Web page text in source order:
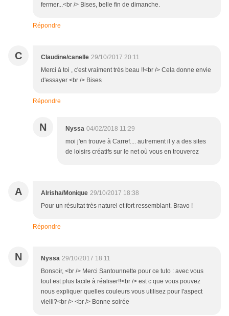
fermer...<br /> Bises, belle fin de dimanche.
Répondre
C Claudine/canelle 29/10/2017 20:11
Merci à toi , c'est vraiment très beau !!<br /> Cela donne envie
d'essayer <br /> Bises
Répondre
N Nyssa 04/02/2018 11:29
moi j'en trouve à Carref.... autrement il y a des sites
de loisirs créatifs sur le net où vous en trouverez
A Alrisha/Monique 29/10/2017 18:38
Pour un résultat très naturel et fort ressemblant. Bravo !
Répondre
N Nyssa 29/10/2017 18:11
Bonsoir, <br /> Merci Santounnette pour ce tuto : avec vous
tout est plus facile à réaliser!!<br /> est c que vous pouvez
nous expliquer quelles couleurs vous utilisez pour l'aspect
vielli?<br /> <br /> Bonne soirée